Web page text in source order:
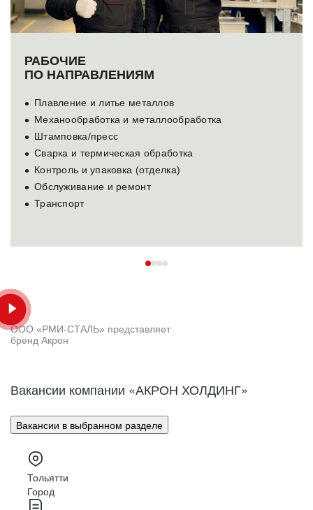
РАБОЧИЕ
ПО НАПРАВЛЕНИЯМ
Плавление и литье металлов
Механообработка и металлообработка
Штамповка/пресс
Сварка и термическая обработка
Контроль и упаковка (отделка)
Обслуживание и ремонт
Транспорт
ООО «РМИ-СТАЛЬ» представляет
бренд Акрон
Вакансии компании «АКРОН ХОЛДИНГ»
Вакансии в выбранном разделе
Тольятти
Город